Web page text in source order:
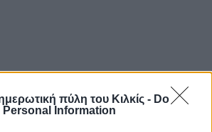
πύλη του Κιλκίς - Do
Personal Information